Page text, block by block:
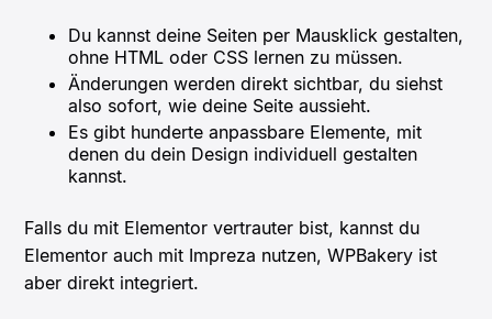
Du kannst deine Seiten per Mausklick gestalten,
ohne HTML oder CSS lernen zu müssen.
Änderungen werden direkt sichtbar, du siehst
also sofort, wie deine Seite aussieht.
Es gibt hunderte anpassbare Elemente, mit
denen du dein Design individuell gestalten
kannst.
Falls du mit Elementor vertrauter bist, kannst du
Elementor auch mit Impreza nutzen, WPBakery ist
aber direkt integriert.